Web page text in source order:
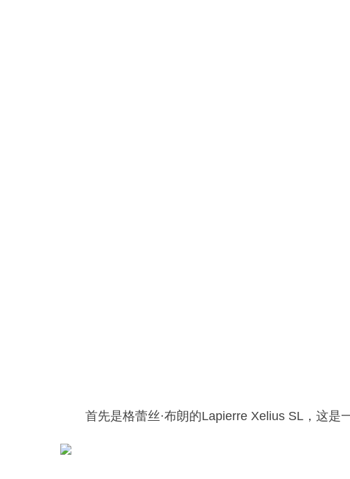
首先是格蕾丝·布朗的Lapierre Xelius SL，这是